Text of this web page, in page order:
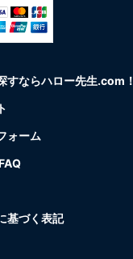
すならハロー先生.com！
ォーム
基づく表記